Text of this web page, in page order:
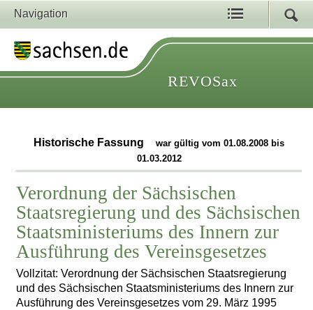
Navigation
REVOSax
Historische Fassung
war gültig vom 01.08.2008 bis
01.03.2012
Verordnung der Sächsischen
Staatsregierung und des Sächsischen
Staatsministeriums des Innern zur
Ausführung des Vereinsgesetzes
Vollzitat: Verordnung der Sächsischen Staatsregierung
und des Sächsischen Staatsministeriums des Innern zur
Ausführung des Vereinsgesetzes vom 29. März 1995